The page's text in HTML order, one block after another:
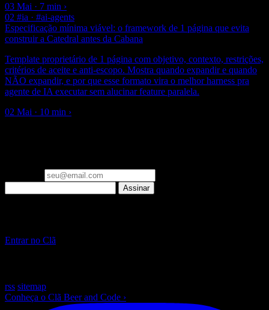
03 Mai · 7 min ›
02 #ia · #ai-agents
Especificação mínima viável: o framework de 1 página que evita
construir a Catedral antes da Cabana
Template proprietário de 1 página com objetivo, contexto, restrições,
critérios de aceite e anti-escopo. Mostra quando expandir e quando
NÃO expandir, e por que esse formato vira o melhor harness pra
agente de IA executar sem alucinar feature paralela.
02 Mai · 10 min ›
Assinar
Entrar no Clã
rss sitemap
Conheça o Clã Beer and Code ›